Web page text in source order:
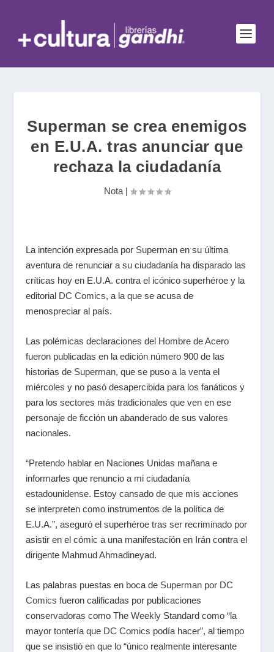
Superman se crea enemigos
en E.U.A. tras anunciar que
rechaza la ciudadanía
Nota|
La intención expresada por Superman en su última
aventura de renunciar a su ciudadanía ha disparado las
críticas hoy en E.U.A. contra el icónico superhéroe y la
editorial DC Comics, a la que se acusa de
menospreciar al país.
Las polémicas declaraciones del Hombre de Acero
fueron publicadas en la edición número 900 de las
historias de Superman, que se puso a la venta el
miércoles y no pasó desapercibida para los fanáticos y
para los sectores más tradicionales que ven en ese
personaje de ficción un abanderado de sus valores
nacionales.
“Pretendo hablar en Naciones Unidas mañana e
informarles que renuncio a mi ciudadanía
estadounidense. Estoy cansado de que mis acciones
se interpreten como instrumentos de la política de
E.U.A.”, aseguró el superhéroe tras ser recriminado por
asistir en el cómic a una manifestación en Irán contra el
dirigente Mahmud Ahmadineyad.
Las palabras puestas en boca de Superman por DC
Comics fueron calificadas por publicaciones
conservadoras como The Weekly Standard como “la
mayor tontería que DC Comics podía hacer”, al tiempo
que se insistió en que lo “único realmente interesante